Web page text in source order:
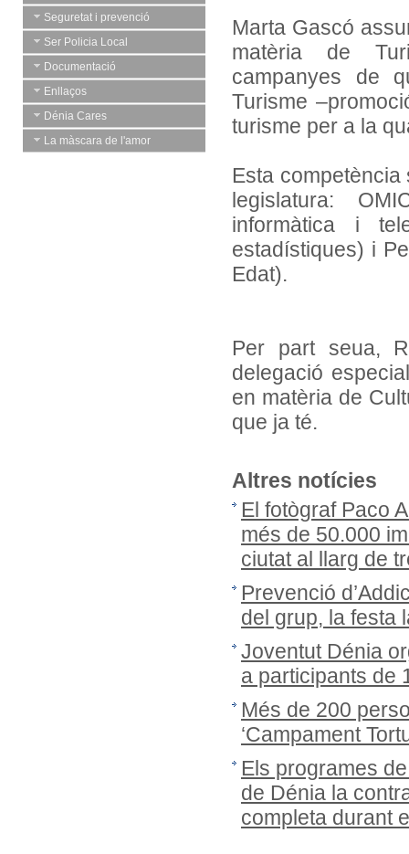
Seguretat i prevenció
Ser Policia Local
Documentació
Enllaços
Dénia Cares
La màscara de l'amor
Marta Gascó
matèria de
campanyes de
Turisme
turisme per a la
Esta competència
legislatura:
informàtica i
estadístiques) i
Edat).
Per part seua,
delegació
en matèria de
que ja té.
Altres notícies
El fotògraf Paco
més de 50.000
ciutat al llarg de
Prevenció
del grup, la festa
Joventut Dénia
a participants de
Més de 200
‘Campament
Els programes
de Dénia la
completa durant